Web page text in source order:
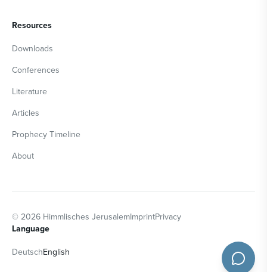
Resources
Downloads
Conferences
Literature
Articles
Prophecy Timeline
About
© 2026 Himmlisches JerusalemImprintPrivacy
Language
DeutschEnglish